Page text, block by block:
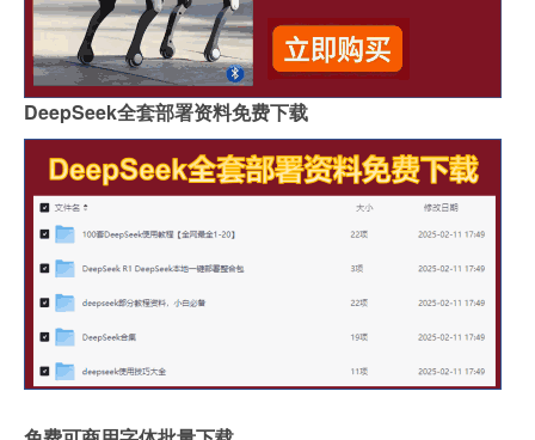
DeepSeek全套部署资料免费下载